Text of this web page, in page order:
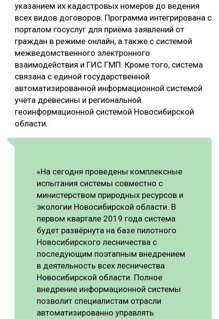
БЕЗОПАСНОЕ ПРОИЗВОДСТВО
СУШКА ДРЕВЕСИНЫ
МЕБЕЛЬНОЕ ПРОИЗВОДСТВО
указанием их кадастровых номеров до ведения
всех видов договоров. Программа интегрирована с
порталом госуслуг для приёма заявлений от
граждан в режиме онлайн, а также с системой
межведомственного электронного
взаимодействия и ГИС ГМП. Кроме того, система
связана с единой государственной
автоматизированной информационной системой
учёта древесины и региональной
геоинформационной системой Новосибирской
области.
«На сегодня проведены комплексные
испытания системы совместно с
министерством природных ресурсов и
экологии Новосибирской области. В
первом квартале 2019 года система
будет развёрнута на базе пилотного
Новосибирского лесничества с
последующим поэтапным внедрением
в деятельность всех лесничества
Новосибирской области. Полное
внедрение информационной системы
позволит специалистам отрасли
автоматизированно управлять